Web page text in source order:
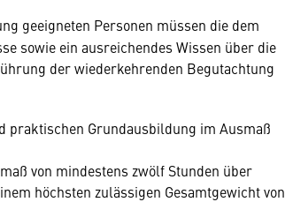
geeigneten Personen müssen die dem
sowie ein ausreichendes Wissen über die
der wiederkehrenden Begutachtung
praktischen Grundausbildung im Ausmaß
von mindestens zwölf Stunden über
höchsten zulässigen Gesamtgewicht von